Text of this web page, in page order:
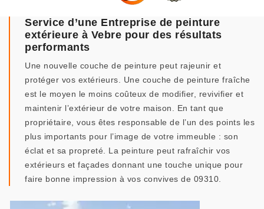
Service d’une Entreprise de peinture
extérieure à Vebre pour des résultats
performants
Une nouvelle couche de peinture peut rajeunir et
protéger vos extérieurs. Une couche de peinture fraîche
est le moyen le moins coûteux de modifier, revivifier et
maintenir l’extérieur de votre maison. En tant que
propriétaire, vous êtes responsable de l’un des points les
plus importants pour l’image de votre immeuble : son
éclat et sa propreté. La peinture peut rafraîchir vos
extérieurs et façades donnant une touche unique pour
faire bonne impression à vos convives de 09310.